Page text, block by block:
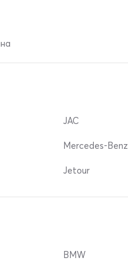
JAC
Mercedes-Benz
Jetour
BMW